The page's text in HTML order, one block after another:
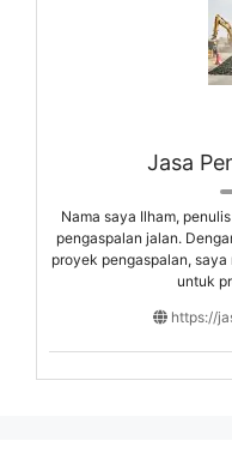
Jasa
Nama saya Ilham,
pengaspalan jalan.
proyek pengaspalan,
untuk
https://